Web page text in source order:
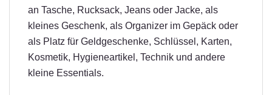
an Tasche, Rucksack, Jeans oder Jacke, als
kleines Geschenk, als Organizer im Gepäck oder
als Platz für Geldgeschenke, Schlüssel, Karten,
Kosmetik, Hygieneartikel, Technik und andere
kleine Essentials.